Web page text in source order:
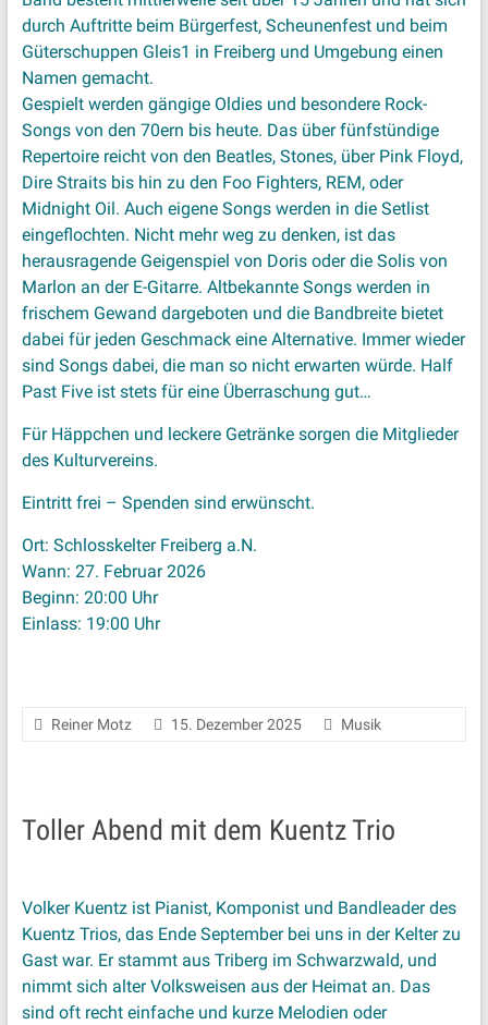
durch Auftritte beim Bürgerfest, Scheunenfest und beim
Güterschuppen Gleis1 in Freiberg und Umgebung einen
Namen gemacht.
Gespielt werden gängige Oldies und besondere Rock-
Songs von den 70ern bis heute. Das über fünfstündige
Repertoire reicht von den Beatles, Stones, über Pink Floyd,
Dire Straits bis hin zu den Foo Fighters, REM, oder
Midnight Oil. Auch eigene Songs werden in die Setlist
eingeflochten. Nicht mehr weg zu denken, ist das
herausragende Geigenspiel von Doris oder die Solis von
Marlon an der E-Gitarre. Altbekannte Songs werden in
frischem Gewand dargeboten und die Bandbreite bietet
dabei für jeden Geschmack eine Alternative. Immer wieder
sind Songs dabei, die man so nicht erwarten würde. Half
Past Five ist stets für eine Überraschung gut…
Für Häppchen und leckere Getränke sorgen die Mitglieder
des Kulturvereins.
Eintritt frei – Spenden sind erwünscht.
Ort: Schlosskelter Freiberg a.N.
Wann: 27. Februar 2026
Beginn: 20:00 Uhr
Einlass: 19:00 Uhr
Reiner Motz 15. Dezember 2025 Musik
Toller Abend mit dem Kuentz Trio
Volker Kuentz ist Pianist, Komponist und Bandleader des
Kuentz Trios, das Ende September bei uns in der Kelter zu
Gast war. Er stammt aus Triberg im Schwarzwald, und
nimmt sich alter Volksweisen aus der Heimat an. Das
sind oft recht einfache und kurze Melodien oder